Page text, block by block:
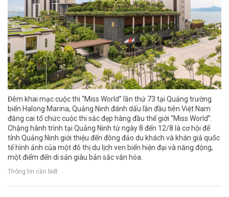
Đêm khai mạc cuộc thi “Miss World” lần thứ 73 tại Quảng trường
biển Halong Marina, Quảng Ninh đánh dấu lần đầu tiên Việt Nam
đăng cai tổ chức cuộc thi sắc đẹp hàng đầu thế giới “Miss World”.
Chặng hành trình tại Quảng Ninh từ ngày 8 đến 12/8 là cơ hội để
tỉnh Quảng Ninh giới thiệu đến đông đảo du khách và khán giả quốc
tế hình ảnh của một đô thị du lịch ven biển hiện đại và năng động,
một điểm đến di sản giàu bản sắc văn hóa.
Thông tin cần biết